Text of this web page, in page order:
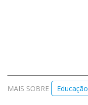
MAIS SOBRE Educação